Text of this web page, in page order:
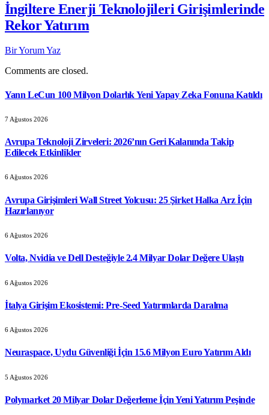
İngiltere Enerji Teknolojileri Girişimlerinde
Rekor Yatırım
Bir Yorum Yaz
Comments are closed.
Yann LeCun 100 Milyon Dolarlık Yeni Yapay Zeka Fonuna Katıldı
7 Ağustos 2026
Avrupa Teknoloji Zirveleri: 2026’nın Geri Kalanında Takip
Edilecek Etkinlikler
6 Ağustos 2026
Avrupa Girişimleri Wall Street Yolcusu: 25 Şirket Halka Arz İçin
Hazırlanıyor
6 Ağustos 2026
Volta, Nvidia ve Dell Desteğiyle 2.4 Milyar Dolar Değere Ulaştı
6 Ağustos 2026
İtalya Girişim Ekosistemi: Pre-Seed Yatırımlarda Daralma
6 Ağustos 2026
Neuraspace, Uydu Güvenliği İçin 15.6 Milyon Euro Yatırım Aldı
5 Ağustos 2026
Polymarket 20 Milyar Dolar Değerleme İçin Yeni Yatırım Peşinde